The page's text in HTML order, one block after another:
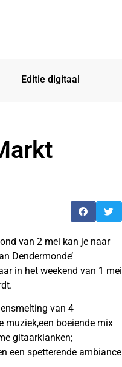
Editie digitaal
van 2 mei kan je naar
Dendermonde’
in het weekend van 1 mei
van 4
muziek,een boeiende mix
gitaarklanken;
een spetterende ambiance